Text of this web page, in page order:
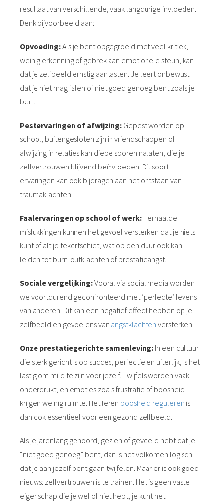
resultaat van verschillende, vaak langdurige invloeden.
Denk bijvoorbeeld aan:
Opvoeding:Als je bent opgegroeid met veel kritiek,
weinig erkenning of gebrek aan emotionele steun, kan
dat je zelfbeeld ernstig aantasten. Je leert onbewust
dat je niet mag falen of niet goed genoeg bent zoals je
bent.
Pestervaringen of afwijzing: Gepest worden op
school, buitengesloten zijn in vriendschappen of
afwijzing in relaties kan diepe sporen nalaten, die je
zelfvertrouwen blijvend beïnvloeden. Dit soort
ervaringen kan ook bijdragen aan het ontstaan van
traumaklachten.
Faalervaringen op school of werk: Herhaalde
mislukkingen kunnen het gevoel versterken dat je niets
kunt of altijd tekortschiet, wat op den duur ook kan
leiden tot burn-outklachten of prestatieangst.
Sociale vergelijking:Vooral via social media worden
we voortdurend geconfronteerd met ‘perfecte’ levens
van anderen. Dit kan een negatief effect hebben op je
zelfbeeld en gevoelens van angstklachten versterken.
Onze prestatiegerichte samenleving: In een cultuur
die sterk gericht is op succes, perfectie en uiterlijk, is het
lastig om mild te zijn voor jezelf. Twijfels worden vaak
onderdrukt, en emoties zoals frustratie of boosheid
krijgen weinig ruimte. Het leren boosheid reguleren is
dan ook essentieel voor een gezond zelfbeeld.
Als je jarenlang gehoord, gezien of gevoeld hebt dat je
“niet goed genoeg” bent, dan is het volkomen logisch
dat je aan jezelf bent gaan twijfelen. Maar er is ook goed
nieuws: zelfvertrouwen is te trainen. Het is geen vaste
eigenschap die je wel of niet hebt, je kunt het